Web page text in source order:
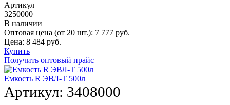
Артикул
3250000
В наличии
Оптовая цена (от 20 шт.): 7 777 руб.
Цена: 8 484 руб.
Купить
Получить оптовый прайс
Емкость R ЭВЛ-Т 500л
Артикул: 3408000